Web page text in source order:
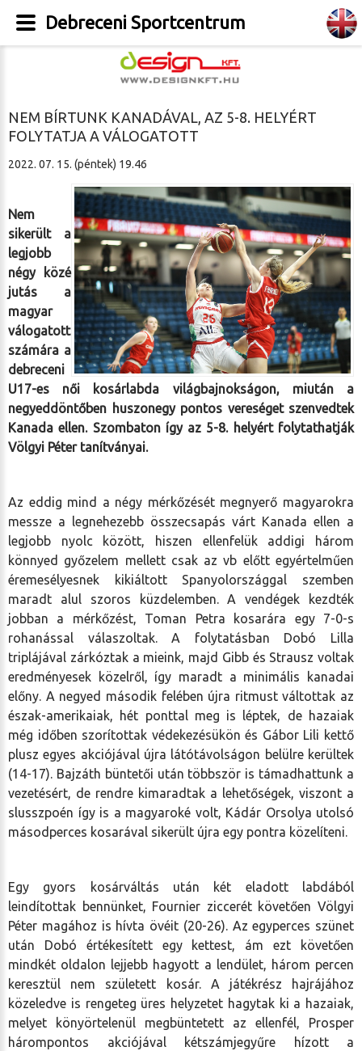
NEM BÍRTUNK KANADÁVAL, AZ 5-8. HELYÉRT
FOLYTATJA A VÁLOGATOTT
2022. 07. 15. (péntek) 19.46
Nem
sikerült a
legjobb
négy közé
jutás a
magyar
válogatott
számára a
debreceni
U17-es női kosárlabda világbajnokságon, miután a
negyeddöntőben huszonegy pontos vereséget szenvedtek
Kanada ellen. Szombaton így az 5-8. helyért folytathatják
Völgyi Péter tanítványai.
Az eddig mind a négy mérkőzését megnyerő magyarokra
messze a legnehezebb összecsapás várt Kanada ellen a
legjobb nyolc között, hiszen ellenfelük addigi három
könnyed győzelem mellett csak az vb előtt egyértelműen
éremesélyesnek kikiáltott Spanyolországgal szemben
maradt alul szoros küzdelemben. A vendégek kezdték
jobban a mérkőzést, Toman Petra kosarára egy 7-0-s
rohanással válaszoltak. A folytatásban Dobó Lilla
triplájával zárkóztak a mieink, majd Gibb és Strausz voltak
eredményesek közelről, így maradt a minimális kanadai
előny. A negyed második felében újra ritmust váltottak az
észak-amerikaiak, hét ponttal meg is léptek, de hazaiak
még időben szorítottak védekezésükön és Gábor Lili kettő
plusz egyes akciójával újra látótávolságon belülre kerültek
(14-17). Bajzáth büntetői után többször is támadhattunk a
vezetésért, de rendre kimaradtak a lehetőségek, viszont a
slusszpoén így is a magyaroké volt, Kádár Orsolya utolsó
másodperces kosarával sikerült újra egy pontra közelíteni.
Egy gyors kosárváltás után két eladott labdából
leindítottak bennünket, Fournier ziccerét követően Völgyi
Péter magához is hívta övéit (20-26). Az egyperces szünet
után Dobó értékesített egy kettest, ám ezt követően
mindkét oldalon lejjebb hagyott a lendület, három percen
keresztül nem született kosár. A játékrész hajrájához
közeledve is rengeteg üres helyzetet hagytak ki a hazaiak,
melyet könyörtelenül megbüntetett az ellenfél, Prosper
hárompontos akciójával kétszámjegyűre hízott a
Debreceni Sportcentrum